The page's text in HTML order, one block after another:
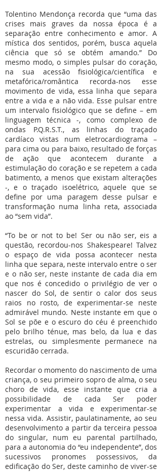
Tolentino Mendonça recorda que “uma das
crises mais graves da nossa época é a
separação entre conhecimento e amor. A
mística dos sentidos, porém, busca aquela
ciência que só se obtém amando.” Do
mesmo modo, o simples pulsar do coração,
na sua acessão fisiológica/científica e
metafórica/romântica recorda-nos esse
movimento de vida, essa linha que separa
entre a vida e a não vida. Esse pulsar entre
um intervalo fisiológico que se define – em
linguagem técnica -, como complexo de
ondas P.Q.R.S.T., as linhas do traçado
cardíaco vistas num eletrocardiograma –
para cima ou para baixo, resultado de forças
de ação que acontecem durante a
estimulação do coração e se repetem a cada
batimento, a menos que existam alterações
-, e o traçado isoelétrico, aquele que se
define por uma paragem desse pulsar e
transformação numa linha reta, associada
ao “sem vida”.
“To be or not to be! Ser ou não ser, eis a
questão, recordou-nos Shakespeare! Talvez
o espaço de vida possa acontecer nesta
linha que separa, neste intervalo entre o ser
e o não ser, neste instante de cada dia em
que nos é concedido o privilégio de ver o
nascer do Sol, de sentir o calor dos seus
raios no rosto, de experimentar-se neste
admirável mundo. Neste instante em que o
Sol se põe e o escuro do céu é preenchido
pelo brilho ténue, mas belo, da lua e das
estrelas, ou simplesmente permanece na
escuridão cerrada.
Recordar o momento do nascimento de uma
criança, o seu primeiro sopro de alma, o seu
choro de vida, esse instante que cria a
possibilidade de cada Ser poder
experimentar a vida e experimentar-se
nessa vida. Assistir, paulatinamente, ao seu
desenvolvimento a partir da terceira pessoa
do singular, num eu parental partilhado,
para a autonomia do “eu independente”, dos
sucessivos pronomes possessivos, da
edificação do Ser, deste caminho de viver-se